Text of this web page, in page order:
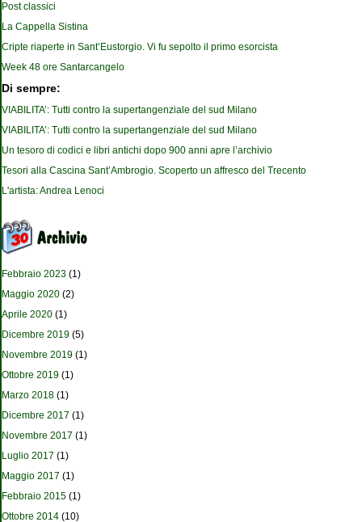
Post classici
La Cappella Sistina
Cripte riaperte in Sant’Eustorgio. Vi fu sepolto il primo esorcista
Week 48 ore Santarcangelo
Di sempre:
VIABILITA’: Tutti contro la supertangenziale del sud Milano
VIABILITA’: Tutti contro la supertangenziale del sud Milano
Un tesoro di codici e libri antichi dopo 900 anni apre l’archivio
Tesori alla Cascina Sant’Ambrogio. Scoperto un affresco del Trecento
L'artista: Andrea Lenoci
Febbraio 2023 (1)
Maggio 2020 (2)
Aprile 2020 (1)
Dicembre 2019 (5)
Novembre 2019 (1)
Ottobre 2019 (1)
Marzo 2018 (1)
Dicembre 2017 (1)
Novembre 2017 (1)
Luglio 2017 (1)
Maggio 2017 (1)
Febbraio 2015 (1)
Ottobre 2014 (10)